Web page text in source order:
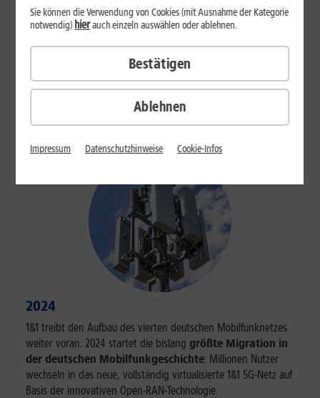
vollständig virtualisierte 5G-Netz auf Basis der innovativen
Open-RAN-Technologie insehr guter Netzqualität
Versatel wird Teil der 1&1 AG.Durch den Erwerb aller
Anteile an dem Glasfaser‑Spezialisten von der United Internet
AG stärkt 1&1 seine Position bei Infrastruktur und ergreift neue
Chancen im Geschäftskundenmarkt.
2024
1&1 treibt den Aufbau des vierten deutschen Mobilfunknetzes
weiter voran. 2024 startet die bislang größte Migration in
der deutschen Mobilfunkgeschichte: Millionen Nutzer
wechseln in das neue, vollständig virtualisierte 1&1 5G-Netz auf
Basis der innovativen Open-RAN-Technologie.
Ablehnen
Sie können die Verwendung von Cookies (mit Ausnahme der Kategorie
notwendig)hierauch einzeln auswählen oder ablehnen.
Bestätigen
Impressum Datenschutzhinweise Cookie-Infos